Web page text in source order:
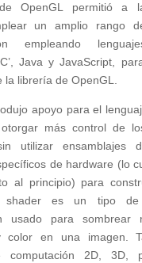
OpenGL permitió a
un amplio rango
empleando
Java y JavaScript,
la librería de OpenGL.
apoyo para el
más control de
utilizar ensamblajes
de hardware (lo
al principio) para
shader es un tipo de
usado para sombrear
color en una imagen.
computación 2D, 3D,